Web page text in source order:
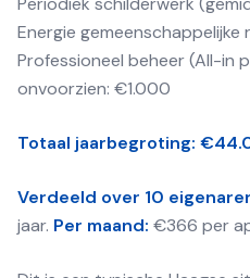
Energie gemeenschappelijke
Professioneel beheer (All-in
onvoorzien: €1.000
Totaal jaarbegroting:
Verdeeld over 10
jaar. Per maand: €366 per